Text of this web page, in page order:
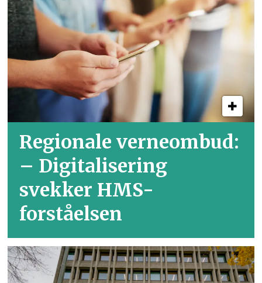
Regionale verneombud:
– Digitalisering
svekker HMS-
forståelsen